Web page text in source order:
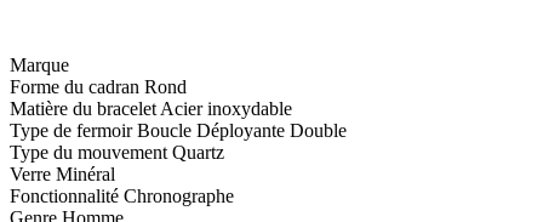
Marque
Forme du cadran Rond
Matière du bracelet Acier inoxydable
Type de fermoir Boucle Déployante Double
Type du mouvement Quartz
Verre Minéral
Fonctionnalité Chronographe
Genre Homme